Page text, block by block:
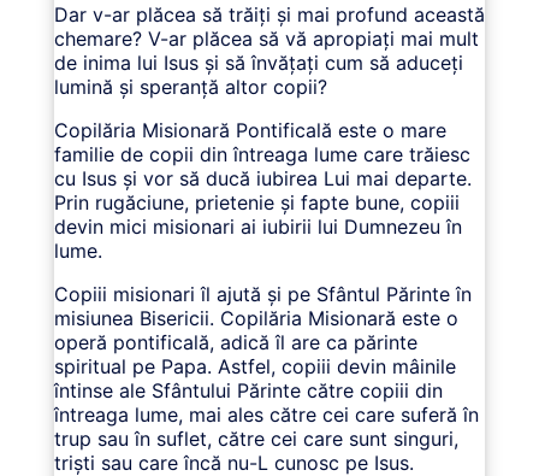
Dar v-ar plăcea să trăiți și mai profund această
chemare? V-ar plăcea să vă apropiați mai mult
de inima lui Isus și să învățați cum să aduceți
lumină și speranță altor copii?
Copilăria Misionară Pontificală este o mare
familie de copii din întreaga lume care trăiesc
cu Isus și vor să ducă iubirea Lui mai departe.
Prin rugăciune, prietenie și fapte bune, copiii
devin mici misionari ai iubirii lui Dumnezeu în
lume.
Copiii misionari îl ajută și pe Sfântul Părinte în
misiunea Bisericii. Copilăria Misionară este o
operă pontificală, adică îl are ca părinte
spiritual pe Papa. Astfel, copiii devin mâinile
întinse ale Sfântului Părinte către copiii din
întreaga lume, mai ales către cei care suferă în
trup sau în suflet, către cei care sunt singuri,
triști sau care încă nu-L cunosc pe Isus.